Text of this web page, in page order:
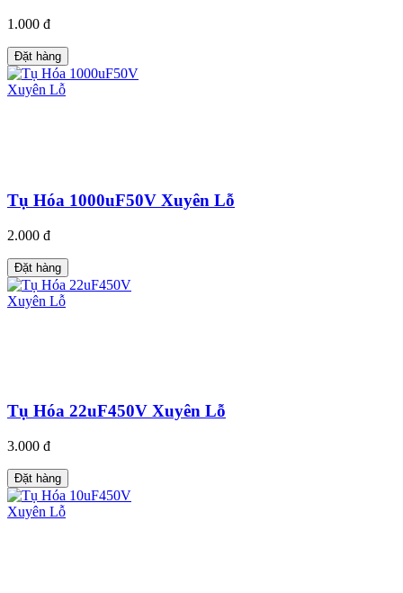
1.000 đ
Đặt hàng
Tụ Hóa 1000uF50V Xuyên Lỗ
2.000 đ
Đặt hàng
Tụ Hóa 22uF450V Xuyên Lỗ
3.000 đ
Đặt hàng